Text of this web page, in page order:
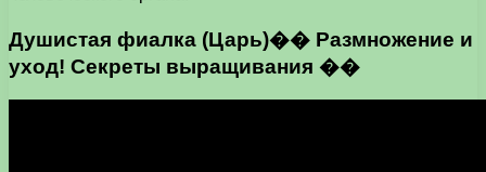
Душистая фиалка (Царь)�� Размножение и
уход! Секреты выращивания ��